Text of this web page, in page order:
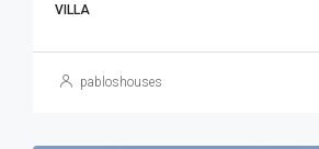
VILLA
pabloshouses